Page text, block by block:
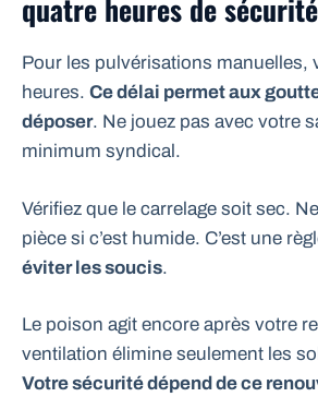
quatre heures de sécurité
Pour les pulvérisations manuelles,
heures. Ce délai permet aux
déposer. Ne jouez pas avec votre
minimum syndical.
Vérifiez que le carrelage soit sec.
pièce si c’est humide. C’est une
éviter les soucis.
Le poison agit encore après votre
ventilation élimine seulement les
Votre sécurité dépend de ce